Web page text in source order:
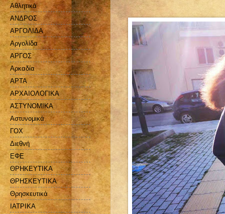
Αθλητικά
ΑΝΔΡΟΣ
ΑΡΓΟΛΙΔΑ
Αργολίδα
ΑΡΓΟΣ
Αρκαδία
ΑΡΤΑ
ΑΡΧΑΙΟΛΟΓΙΚΑ
ΑΣΤΥΝΟΜΙΚΑ
Αστυνομικά
ΓΟΧ
Διεθνή
ΕΦΕ
ΘΡΗΚΕΥΤΙΚΑ
ΘΡΗΣΚΕΥΤΙΚΑ
Θρησκευτικά
ΙΑΤΡΙΚΑ